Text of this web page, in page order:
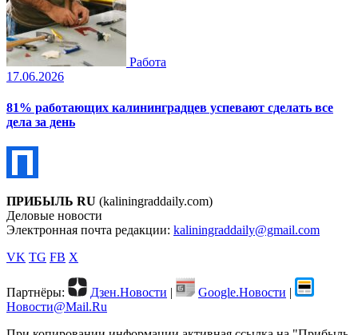
Работа
17.06.2026
81% работающих калининградцев успевают сделать все
дела за день
ПРИБЫЛЬ RU (kaliningraddaily.com)
Деловые новости
Электронная почта редакции: kaliningraddaily@gmail.com
VK TG FB X
Партнёры: Дзен.Новости | Google.Новости |
Новости@Mail.Ru